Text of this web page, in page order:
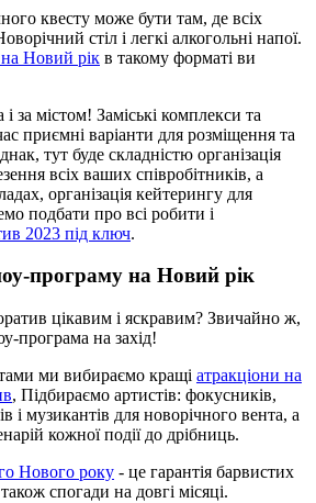
квесту може бути там, де всіх
стіл і легкі алкогольні напої.
Новий рік в такому форматі ви
за містом! Заміські комплекси та
приємні варіанти для розміщення та
тут буде складністю організація
всіх ваших співробітників, а
організація кейтерингу для
подбати про всі робити і
2023 під ключ.
програму на Новий рік
цікавим і яскравим? Звичайно ж,
програма на захід!
ми вибираємо кращі атракціони на
, Підбираємо артистів: фокусників,
і музикантів для новорічного вента, а
кожної події до дрібниць.
Нового року - це гарантія барвистих
спогади на довгі місяці.